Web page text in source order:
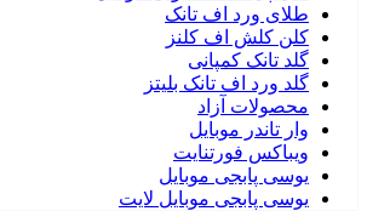
طلای ورد اف تانک
کلن کلش اف کلنز
گلد تانک کمپانی
گلد ورد اف تانک بلیتز
محصولات آزاد
وار تاندر موبایل
ویباکس فورتنایت
یوسی پابجی موبایل
یوسی پابجی موبایل لایت